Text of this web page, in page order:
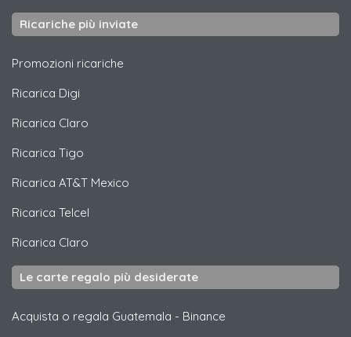
Ricariche più inviate
Promozioni ricariche
Ricarica Digi
Ricarica Claro
Ricarica Tigo
Ricarica AT&T Mexico
Ricarica Telcel
Ricarica Claro
Le carte regalo più desiderate
Acquista o regala Guatemala - Binance